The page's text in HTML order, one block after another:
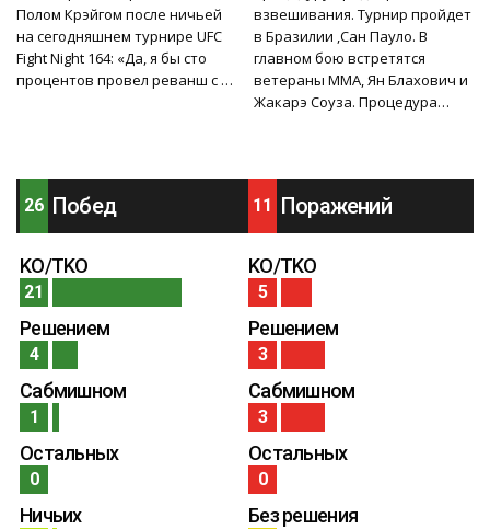
Полом Крэйгом после ничьей
на сегодняшнем турнире UFC
Fight Night 164: «Да, я бы сто
процентов провел реванш с …
взвешивания. Турнир пройдет
в Бразилии ,Сан Пауло. В
главном бою встретятся
ветераны ММА, Ян Блахович и
Жакарэ Соуза. Процедура…
26 Побед
KO/TKO
21
Решением
4
Сабмишном
1
Остальных
0
Ничьих
11 Поражений
KO/TKO
5
Решением
3
Сабмишном
3
Остальных
0
Без решения